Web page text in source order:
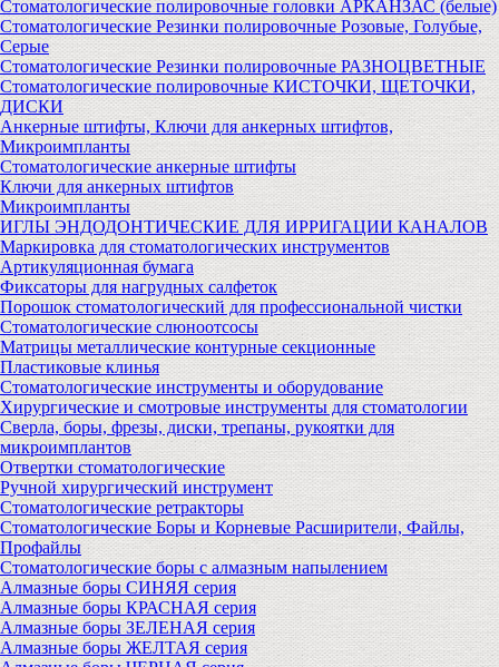
Стоматологические полировочные головки АРКАНЗАС (белые)
Стоматологические Резинки полировочные Розовые, Голубые,
Серые
Стоматологические Резинки полировочные РАЗНОЦВЕТНЫЕ
Стоматологические полировочные КИСТОЧКИ, ЩЕТОЧКИ,
ДИСКИ
Анкерные штифты, Ключи для анкерных штифтов,
Микроимпланты
Стоматологические анкерные штифты
Ключи для анкерных штифтов
Микроимпланты
ИГЛЫ ЭНДОДОНТИЧЕСКИЕ ДЛЯ ИРРИГАЦИИ КАНАЛОВ
Маркировка для стоматологических инструментов
Артикуляционная бумага
Фиксаторы для нагрудных салфеток
Порошок стоматологический для профессиональной чистки
Стоматологические слюноотсосы
Матрицы металлические контурные секционные
Пластиковые клинья
Стоматологические инструменты и оборудование
Хирургические и смотровые инструменты для стоматологии
Сверла, боры, фрезы, диски, трепаны, рукоятки для
микроимплантов
Отвертки стоматологические
Ручной хирургический инструмент
Стоматологические ретракторы
Стоматологические Боры и Корневые Расширители, Файлы,
Профайлы
Стоматологические боры с алмазным напылением
Алмазные боры СИНЯЯ серия
Алмазные боры КРАСНАЯ серия
Алмазные боры ЗЕЛЕНАЯ серия
Алмазные боры ЖЕЛТАЯ серия